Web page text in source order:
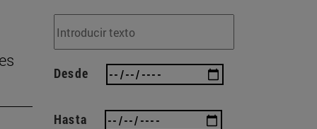
Desde
Hasta